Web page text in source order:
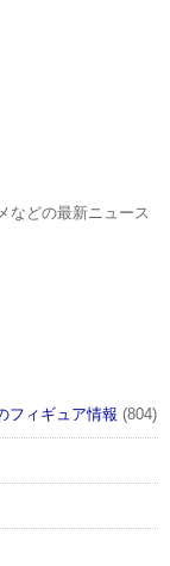
などの最新ニュース
フィギュア情報 (804)